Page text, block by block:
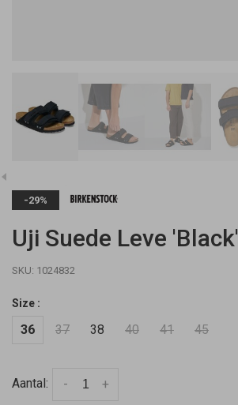
-29%
Uji Suede Leve 'Black'
SKU: 1024832
Size :
36 37 38 40 41 45
Aantal: +
-